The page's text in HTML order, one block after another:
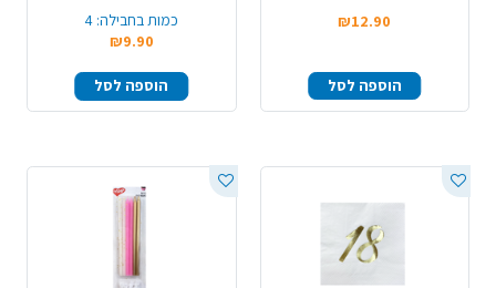
₪12.90
הוספה לסל
כמות בחבילה: 4
₪9.90
הוספה לסל